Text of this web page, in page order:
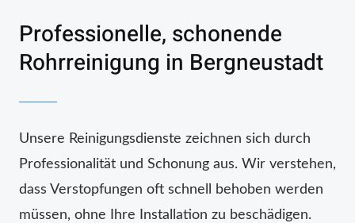
Professionelle, schonende
Rohrreinigung in Bergneustadt
Unsere Reinigungsdienste zeichnen sich durch
Professionalität und Schonung aus. Wir verstehen,
dass Verstopfungen oft schnell behoben werden
müssen, ohne Ihre Installation zu beschädigen.